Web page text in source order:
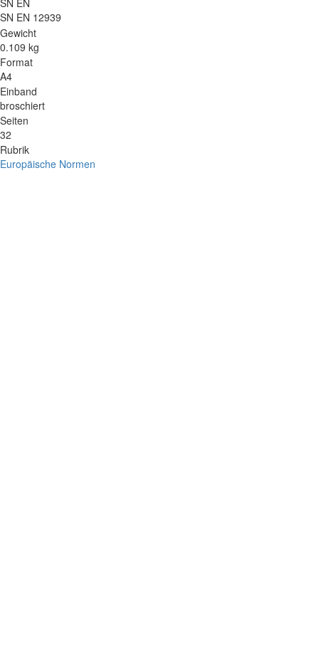
SN EN
SN EN 12939
Gewicht
0.109 kg
Format
A4
Einband
broschiert
Seiten
32
Rubrik
Europäische Normen